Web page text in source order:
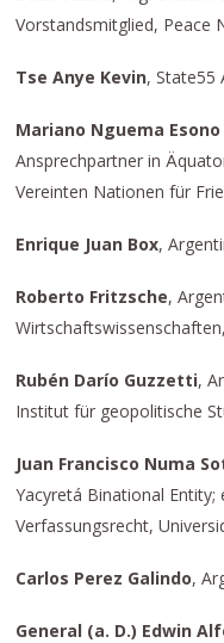
Vorstandsmitglied, Peace
Tse Anye Kevin, State55
Mariano Nguema
Ansprechpartner in
Vereinten Nationen für
Enrique Juan Box,
Roberto Fritzsche,
Rubén Darío Guzzetti,
Institut für geopolitische
Juan Francisco Numa
Yacyretá Binational
Verfassungsrecht,
Carlos Perez Galindo,
General (a. D.) Edwin